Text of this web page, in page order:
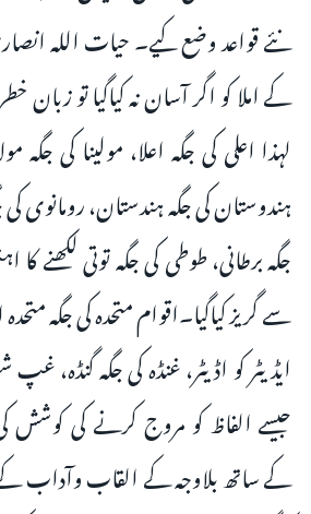
نئے قواعد وضع کیے۔ حیات اللہ
کے املا کو اگر آسان نہ کیاگیا تو
لہذا اعلی کی جگہ اعلا، مولینا کی جگہ
ہندوستان کی جگہ ہندستان، رومانوی کی
جگہ برطانی، طوطی کی جگہ توتی لکھنے کا
سے گریز کیاگیا۔اقوام متحدہ کی جگہ
ایڈیٹر کو اڈیٹر، غنڈہ کی جگہ
جیسے الفاظ کو مروج کرنے کی
کے ساتھ بلاوجہ کے القاب وآداب